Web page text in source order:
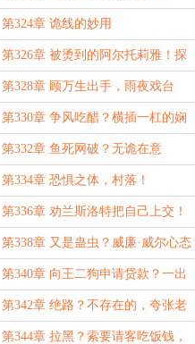
第324章 诡线的妙用
第326章 被烫到的阿尔托莉雅！探
索
第328章 顾万生出手，雨夜戏台
第330章 争风吃醋？横插一杠的娴
琦格格
第332章 鱼死网破？无诡在意
第334章 恐惧之体，村落！
第336章 劝兰斯洛特把自己上交！
第338章 又是蛊虫？威廉·威尔心态
崩了
第340章 向王二狗申请贷款？一出
一百归！
第342章 绝路？不存在的，夸张老
钱的底蕴
第344章 拉黑？索要请客吃饭钱，